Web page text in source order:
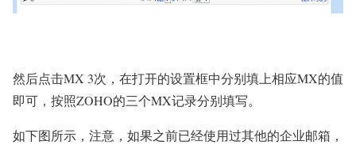
然后点击MX 3次，在打开的设置框中分别填上相应MX的值
即可，按照ZOHO的三个MX记录分别填写。
如下图所示，注意，如果之前已经使用过其他的企业邮箱，